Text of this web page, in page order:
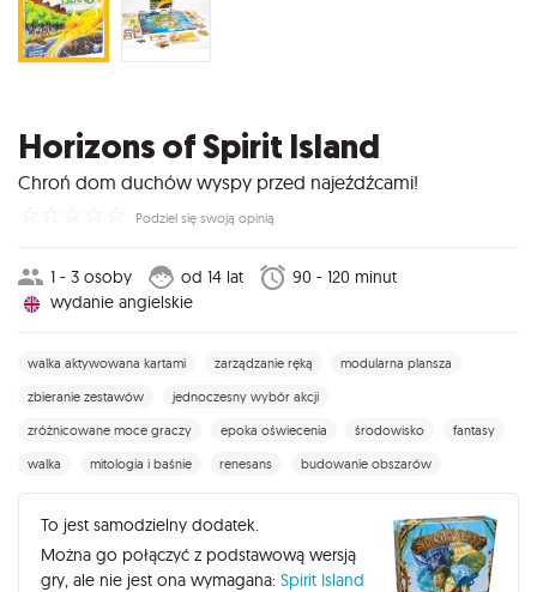
Horizons of Spirit Island
Chroń dom duchów wyspy przed najeźdźcami!
Podziel się swoją opinią
1 - 3 osoby od 14 lat
90 - 120 minut
wydanie angielskie
walka aktywowana kartami zarządzanie ręką
modularna plansza
zbieranie zestawów
jednoczesny wybór akcji
zróżnicowane moce graczy
epoka oświecenia środowisko
fantasy
walka
mitologia i baśnie renesans budowanie obszarów
To jest samodzielny dodatek.
Można go połączyć z podstawową wersją
gry, ale nie jest ona wymagana: Spirit Island